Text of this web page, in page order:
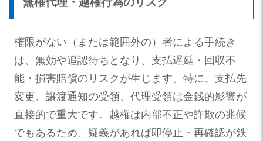
権限がない（または範囲外の）者による手続き
は、無効や追認待ちとなり、支払遅延・回収不
能・損害賠償のリスクが生じます。特に、支払先
変更、譲渡通知の受領、代理受領は金銭的影響が
直接的で重大です。越権は内部不正や詐欺の兆候
でもあるため、疑義があれば即停止・再確認が鉄